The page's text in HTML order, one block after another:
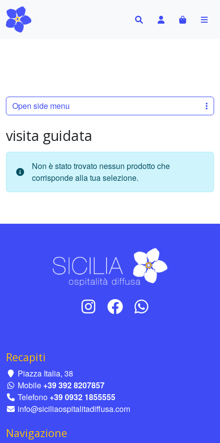
Search AccountCart
visita guidata
Non è stato trovato nessun prodotto che
corrisponde alla tua selezione.
Open side menu
Recapiti
Piazza Italia, 38
Mobile +39 392 8207857
Telefono +39 0932 1855555
info@siciliaospitalitadiffusa.com
Navigazione